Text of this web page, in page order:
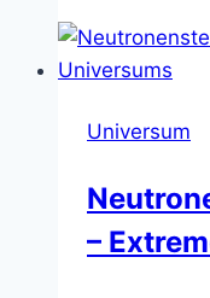
Universum
–